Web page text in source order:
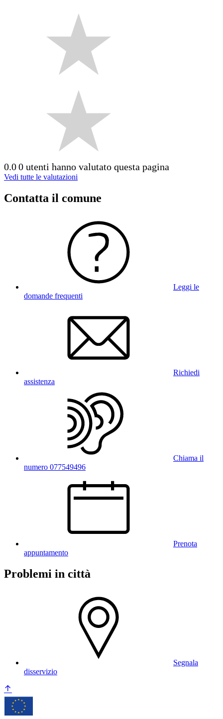
0.00 utenti hanno valutato questa pagina
Vedi tutte le valutazioni
Contatta il comune
Leggi le
domande frequenti
Richiedi
assistenza
Chiama il
numero 077549496
Prenota
appuntamento
Problemi in città
Segnala
disservizio